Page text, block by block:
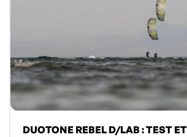
DUOTONE REBEL D/LAB : TEST